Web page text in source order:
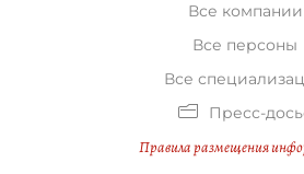
Все компании
Все персоны
Все
Пресс-
Правила размещения